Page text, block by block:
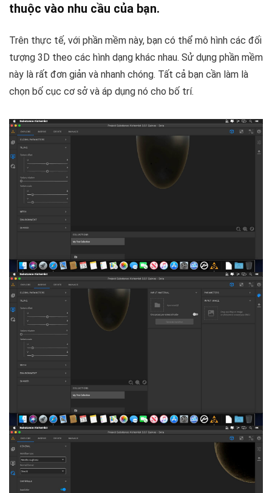
thuộc vào nhu cầu của bạn.
Trên thực tế, với phần mềm này, bạn có thể mô hình các đối
tượng 3D theo các hình dạng khác nhau. Sử dụng phần mềm
này là rất đơn giản và nhanh chóng. Tất cả bạn cần làm là
chọn bố cục cơ sở và áp dụng nó cho bố trí.